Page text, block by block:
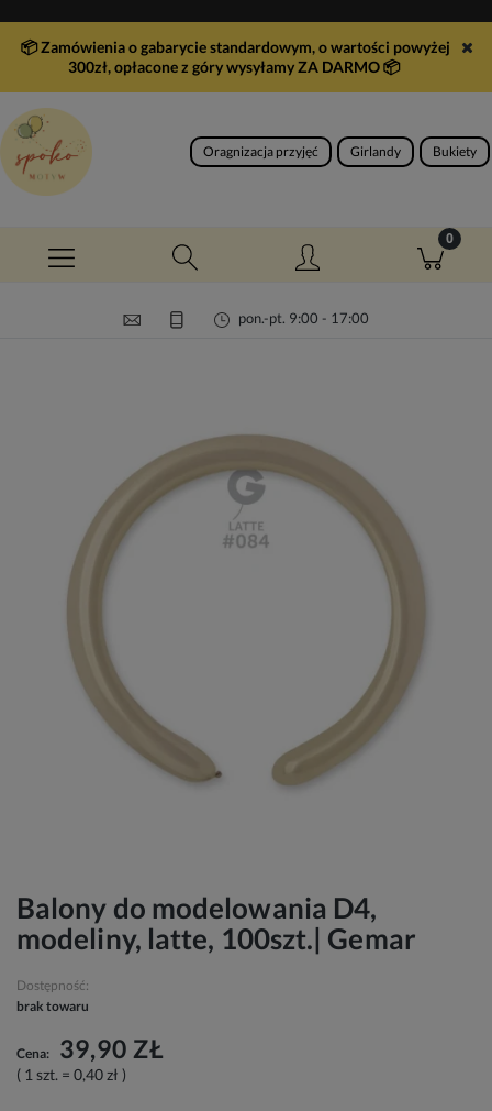
📦 Zamówienia o gabarycie standardowym, o wartości powyżej
300zł, opłacone z góry wysyłamy ZA DARMO📦
Oragnizacja przyjęć Girlandy Bukiety
pon.-pt. 9:00 - 17:00
Balony do modelowania D4,
modeliny, latte, 100szt.| Gemar
Dostępność:
brak towaru
Cena: 39,90 ZŁ
( 1 szt. = 0,40 zł )